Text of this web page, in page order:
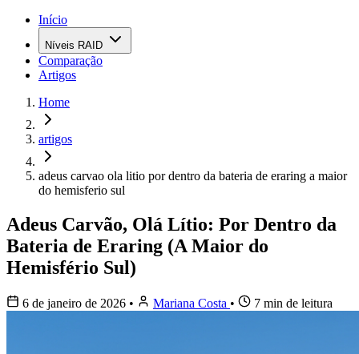
Início
Níveis RAID
Comparação
Artigos
Home
artigos
adeus carvao ola litio por dentro da bateria de eraring a maior
do hemisferio sul
Adeus Carvão, Olá Lítio: Por Dentro da
Bateria de Eraring (A Maior do
Hemisfério Sul)
6 de janeiro de 2026 • Mariana Costa • 7 min de leitura